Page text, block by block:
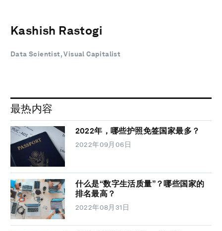
Kashish Rastogi
Data Scientist, Visual Capitalist
最热内容
2022年，哪些护照免签国家最多？
2022年09月06日
什么是“数字生活质量”？哪些国家的
排名最高？
2022年08月31日